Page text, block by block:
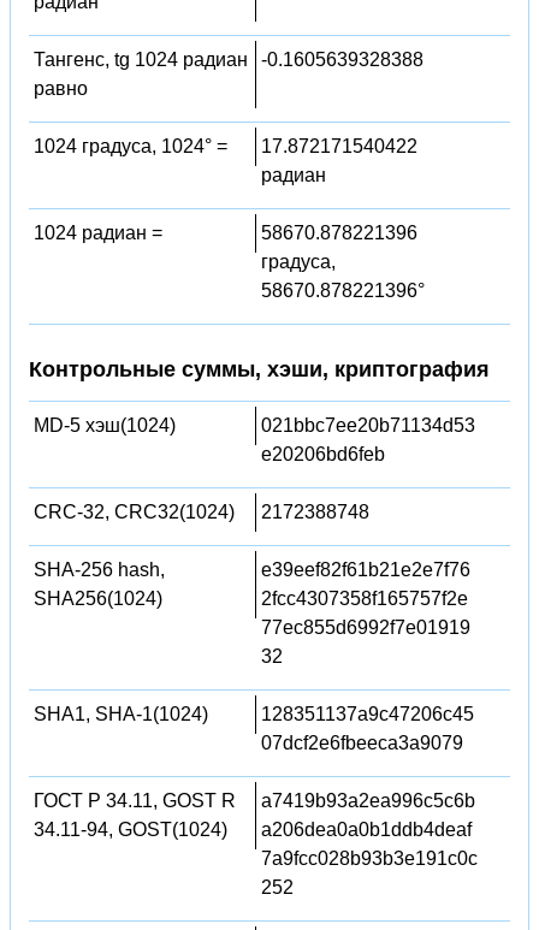
Тангенс, tg 1024 радиан
равно
-0.1605639328388
1024 градуса, 1024° =
17.872171540422
радиан
1024 радиан =
58670.878221396
градуса,
58670.878221396°
Контрольные суммы, хэши, криптография
MD-5 хэш(1024)
021bbc7ee20b71134d53
e20206bd6feb
CRC-32, CRC32(1024) 2172388748
SHA-256 hash,
SHA256(1024)
e39eef82f61b21e2e7f76
2fcc4307358f165757f2e
77ec855d6992f7e01919
32
SHA1, SHA-1(1024)
128351137a9c47206c45
07dcf2e6fbeeca3a9079
ГОСТ Р 34.11, GOST R
34.11-94, GOST(1024)
a7419b93a2ea996c5c6b
a206dea0a0b1ddb4deaf
7a9fcc028b93b3e191c0c
252